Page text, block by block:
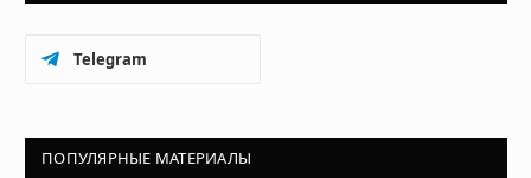
Telegram
ПОПУЛЯРНЫЕ МАТЕРИАЛЫ